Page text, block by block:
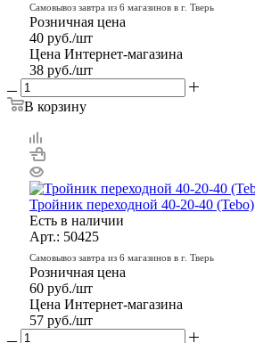
Самовывоз завтра из 6 магазинов в г. Тверь
Розничная цена
40 руб./шт
Цена Интернет-магазина
38 руб./шт
В корзину
Тройник переходной 40-20-40 (Tebo)
Есть в наличии
Арт.: 50425
Самовывоз завтра из 6 магазинов в г. Тверь
Розничная цена
60 руб./шт
Цена Интернет-магазина
57 руб./шт